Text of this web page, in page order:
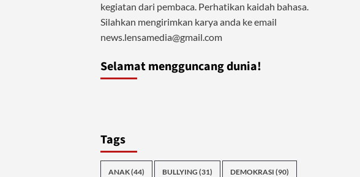
kegiatan dari pembaca. Perhatikan kaidah bahasa.
Silahkan mengirimkan karya anda ke email
news.lensamedia@gmail.com
Selamat mengguncang dunia!
Tags
ANAK(44) BULLYING (31) DEMOKRASI (90)